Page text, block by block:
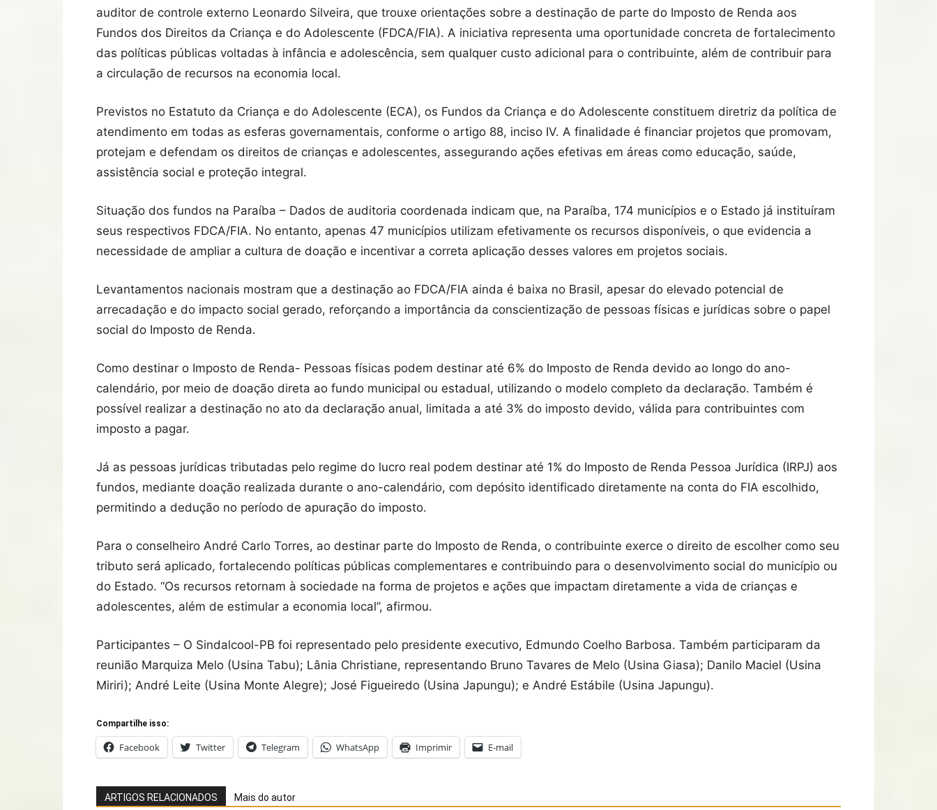
auditor de controle externo Leonardo Silveira, que trouxe orientações sobre a destinação de parte do Imposto de Renda aos
Fundos dos Direitos da Criança e do Adolescente (FDCA/FIA). A iniciativa representa uma oportunidade concreta de fortalecimento
das políticas públicas voltadas à infância e adolescência, sem qualquer custo adicional para o contribuinte, além de contribuir para
a circulação de recursos na economia local.
Previstos no Estatuto da Criança e do Adolescente (ECA), os Fundos da Criança e do Adolescente constituem diretriz da política de
atendimento em todas as esferas governamentais, conforme o artigo 88, inciso IV. A finalidade é financiar projetos que promovam,
protejam e defendam os direitos de crianças e adolescentes, assegurando ações efetivas em áreas como educação, saúde,
assistência social e proteção integral.
Situação dos fundos na Paraíba – Dados de auditoria coordenada indicam que, na Paraíba, 174 municípios e o Estado já instituíram
seus respectivos FDCA/FIA. No entanto, apenas 47 municípios utilizam efetivamente os recursos disponíveis, o que evidencia a
necessidade de ampliar a cultura de doação e incentivar a correta aplicação desses valores em projetos sociais.
Levantamentos nacionais mostram que a destinação ao FDCA/FIA ainda é baixa no Brasil, apesar do elevado potencial de
arrecadação e do impacto social gerado, reforçando a importância da conscientização de pessoas físicas e jurídicas sobre o papel
social do Imposto de Renda.
Como destinar o Imposto de Renda- Pessoas físicas podem destinar até 6% do Imposto de Renda devido ao longo do ano-
calendário, por meio de doação direta ao fundo municipal ou estadual, utilizando o modelo completo da declaração. Também é
possível realizar a destinação no ato da declaração anual, limitada a até 3% do imposto devido, válida para contribuintes com
imposto a pagar.
Já as pessoas jurídicas tributadas pelo regime do lucro real podem destinar até 1% do Imposto de Renda Pessoa Jurídica (IRPJ) aos
fundos, mediante doação realizada durante o ano-calendário, com depósito identificado diretamente na conta do FIA escolhido,
permitindo a dedução no período de apuração do imposto.
Para o conselheiro André Carlo Torres, ao destinar parte do Imposto de Renda, o contribuinte exerce o direito de escolher como seu
tributo será aplicado, fortalecendo políticas públicas complementares e contribuindo para o desenvolvimento social do município ou
do Estado. “Os recursos retornam à sociedade na forma de projetos e ações que impactam diretamente a vida de crianças e
adolescentes, além de estimular a economia local”, afirmou.
Participantes – O Sindalcool-PB foi representado pelo presidente executivo, Edmundo Coelho Barbosa. Também participaram da
reunião Marquiza Melo (Usina Tabu); Lânia Christiane, representando Bruno Tavares de Melo (Usina Giasa); Danilo Maciel (Usina
Miriri); André Leite (Usina Monte Alegre); José Figueiredo (Usina Japungu); e André Estábile (Usina Japungu).
Compartilhe isso:
Facebook Twitter Telegram WhatsApp Imprimir E-mail
ARTIGOS RELACIONADOS Mais do autor